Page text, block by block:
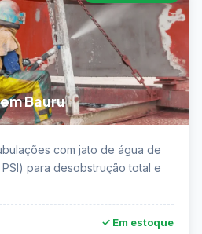
Bauru
com jato de água de
para desobstrução total e
✓ Em estoque